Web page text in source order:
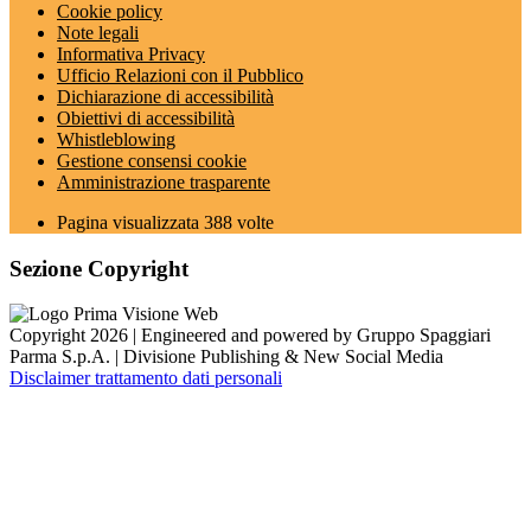
Cookie policy
Note legali
Informativa Privacy
Ufficio Relazioni con il Pubblico
Dichiarazione di accessibilità
Obiettivi di accessibilità
Whistleblowing
Gestione consensi cookie
Amministrazione trasparente
Pagina visualizzata 388 volte
Sezione Copyright
Copyright 2026 | Engineered and powered by Gruppo Spaggiari
Parma S.p.A. | Divisione Publishing & New Social Media
Disclaimer trattamento dati personali